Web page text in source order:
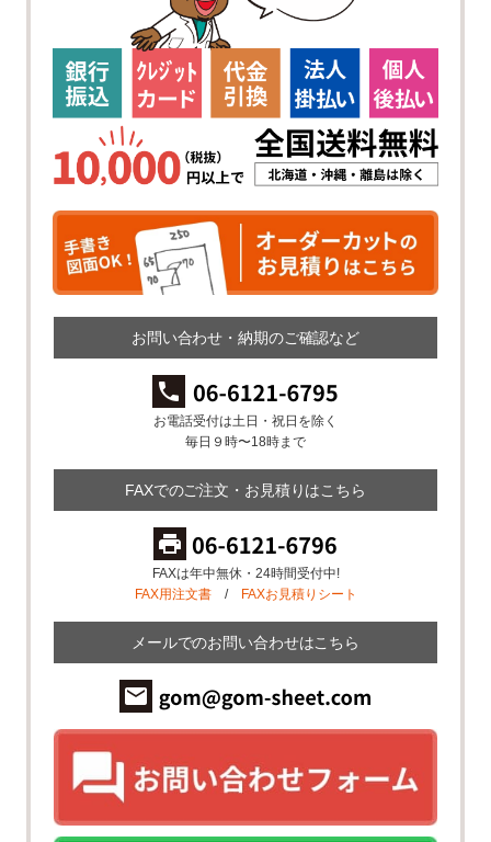
お問い合わせ・納期のご確認など
お電話受付は土日・祝日を除く
毎日９時〜18時まで
FAXでのご注文・お見積りはこちら
FAXは年中無休・24時間受付中!
FAX用注文書/ FAXお見積りシート
メールでのお問い合わせはこちら